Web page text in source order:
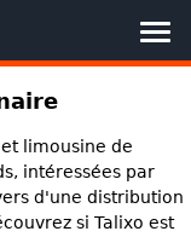
limousine de
intéressées par
d'une distribution
si Talixo est